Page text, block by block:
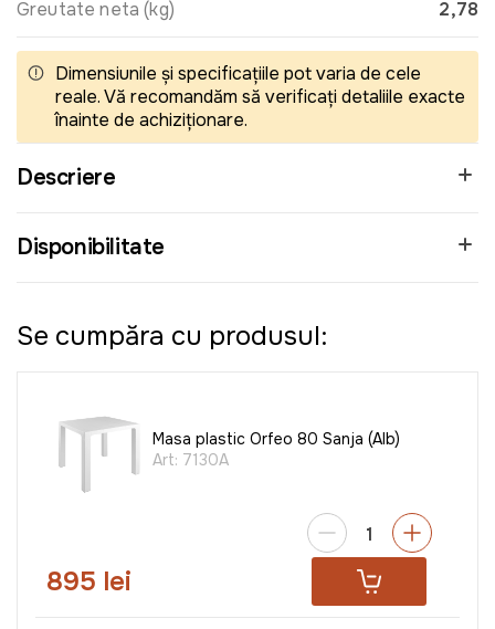
Greutate neta (kg) 2,78
Dimensiunile și specificațiile pot varia de cele
reale. Vă recomandăm să verificați detaliile exacte
înainte de achiziționare.
Descriere
Disponibilitate
Se cumpăra cu produsul:
Masa plastic Orfeo 80 Sanja (Alb)
Art: 7130A
895 lei